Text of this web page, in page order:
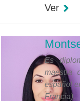
Ver
Es
maestra
español